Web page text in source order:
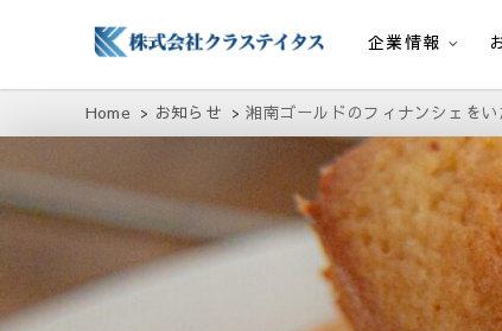
株式会社クラステイタス
企業情報
Home お知らせ 湘南ゴールドのフィナンシェを